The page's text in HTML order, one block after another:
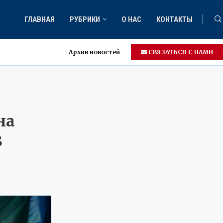
ГЛАВНАЯ РУБРИКИ О НАС КОНТАКТЫ
Архив новостей СВЯЗАТЬСЯ С НАМИ